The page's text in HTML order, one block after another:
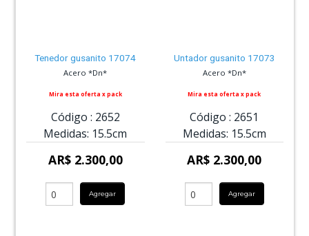
Tenedor gusanito 17074
Acero *Dn*
Mira esta oferta x pack
Código : 2652
Medidas: 15.5cm
AR$ 2.300,00
Agregar
Untador gusanito 17073
Acero *Dn*
Mira esta oferta x pack
Código : 2651
Medidas: 15.5cm
AR$ 2.300,00
Agregar